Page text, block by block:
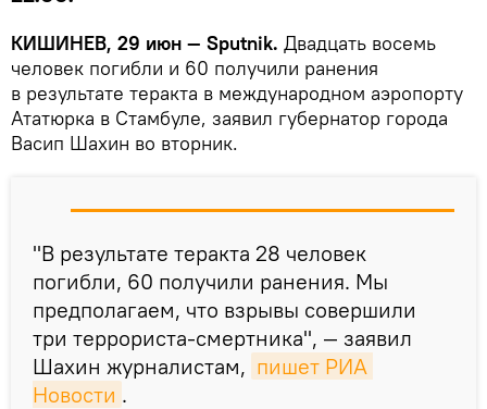
КИШИНЕВ, 29 июн — Sputnik. Двадцать восемь
человек погибли и 60 получили ранения
в результате теракта в международном аэропорту
Ататюрка в Стамбуле, заявил губернатор города
Васип Шахин во вторник.
"В результате теракта 28 человек
погибли, 60 получили ранения. Мы
предполагаем, что взрывы совершили
три террориста-смертника", — заявил
Шахин журналистам, пишет РИА
Новости .